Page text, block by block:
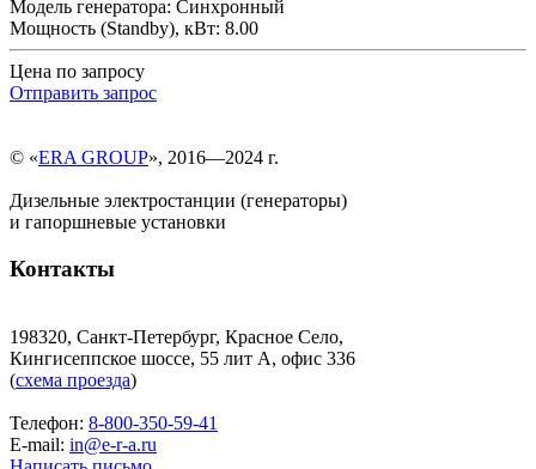
Модель генератора: Синхронный
Мощность (Standby), кВт: 8.00
Цена по запросу
Отправить запрос
© «ERA GROUP», 2016—2024 г.
Дизельные электростанции (генераторы)
и гапоршневые установки
Контакты
198320, Санкт-Петербург, Красное Село,
Кингисеппское шоссе, 55 лит А, офис 336
(схема проезда)
Телефон: 8-800-350-59-41
E-mail: in@e-r-a.ru